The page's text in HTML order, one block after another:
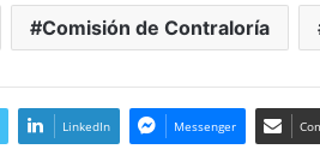
Comisión de Contraloría
LinkedIn Messenger